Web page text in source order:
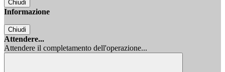
Chiudi
Informazione
Chiudi
Attendere...
Attendere il completamento dell'operazione...